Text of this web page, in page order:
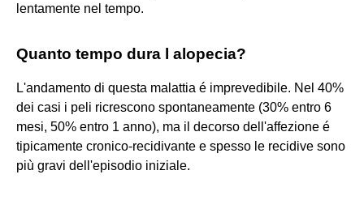
lentamente nel tempo.
Quanto tempo dura l alopecia?
L'andamento di questa malattia é imprevedibile. Nel 40%
dei casi i peli ricrescono spontaneamente (30% entro 6
mesi, 50% entro 1 anno), ma il decorso dell'affezione é
tipicamente cronico-recidivante e spesso le recidive sono
più gravi dell'episodio iniziale.